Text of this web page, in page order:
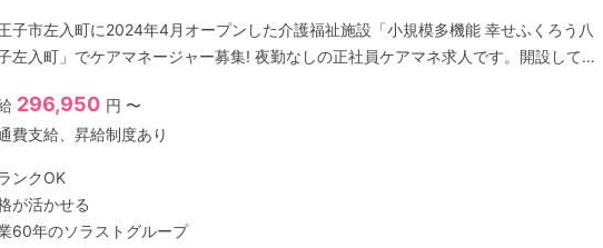
子市左入町に2024年4月オープンした介護福祉施設「小規模多機能 幸せふくろう八
左入町」でケアマネージャー募集! 夜勤なしの正社員ケアマネ求人です。開設してま
ていきたい方、歓迎です! 管理者と相談しながらのケアマネージャー業務、研
介護実務をお任せします。 マイカー通勤OK!中央道 八王子インター近くの新築施設
など、お気軽にご相談ください! ◆東京都居住支援特別手当対象求人/月額10,000
296,950 円 〜
費支給、昇給制度あり
ンクOK
が活かせる
60年のソラストグループ